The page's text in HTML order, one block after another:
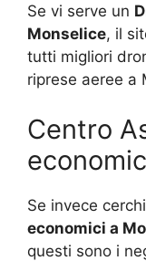
Se vi serve un
Monselice, il
tutti migliori
riprese aeree a
Centro
Se invece
economici a
questi sono i